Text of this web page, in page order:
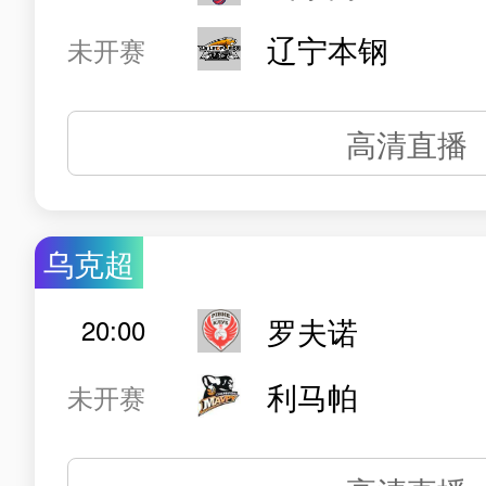
未开赛
辽宁本钢
高清直播
乌克超
20:00
未开赛
罗夫诺
利马帕